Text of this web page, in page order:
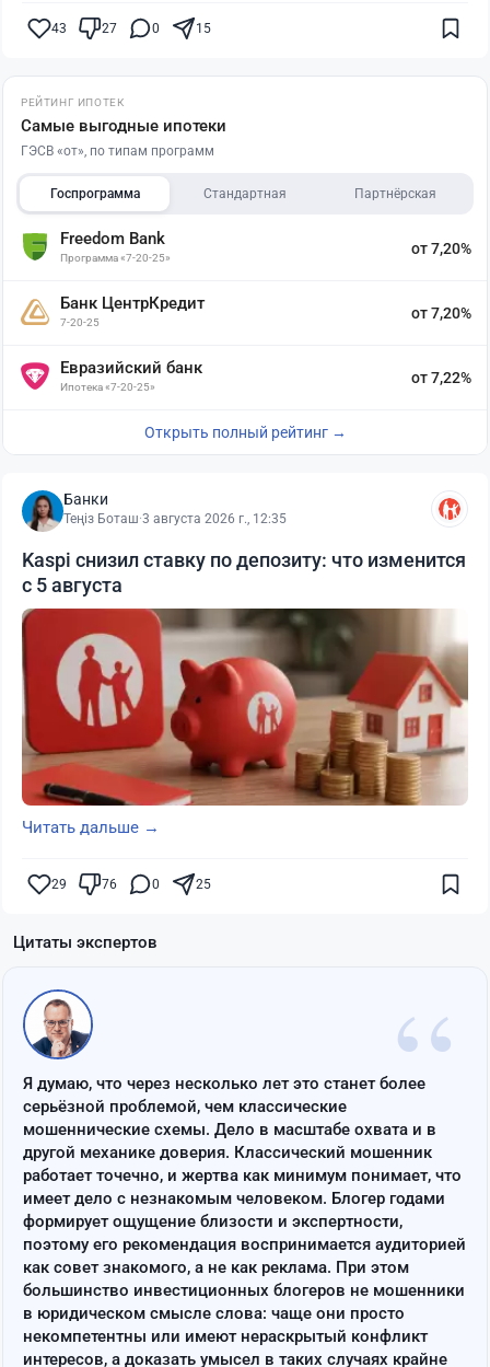
43 27 0 15
РЕЙТИНГ ИПОТЕК
Самые выгодные ипотеки
ГЭСВ «от», по типам программ
Госпрограмма Стандартная Партнёрская
Freedom Bank
Программа «7-20-25»
от 7,20%
Банк ЦентрКредит
7-20-25
от 7,20%
Евразийский банк
Ипотека «7-20-25»
от 7,22%
Открыть полный рейтинг →
Банки
Теңіз Боташ·3 августа 2026 г., 12:35
Kaspi снизил ставку по депозиту: что изменится
с 5 августа
Читать дальше →
29 76 0 25
Цитаты экспертов
“
Я думаю, что через несколько лет это станет более
серьёзной проблемой, чем классические
мошеннические схемы. Дело в масштабе охвата и в
другой механике доверия. Классический мошенник
работает точечно, и жертва как минимум понимает, что
имеет дело с незнакомым человеком. Блогер годами
формирует ощущение близости и экспертности,
поэтому его рекомендация воспринимается аудиторией
как совет знакомого, а не как реклама. При этом
большинство инвестиционных блогеров не мошенники
в юридическом смысле слова: чаще они просто
некомпетентны или имеют нераскрытый конфликт
интересов, а доказать умысел в таких случаях крайне